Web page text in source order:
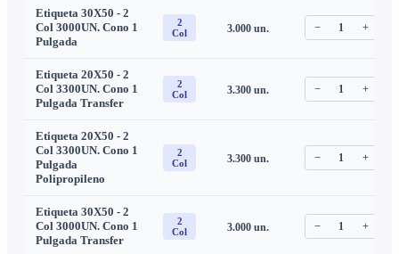
Etiqueta 30X50 - 2
Col 3000UN. Cono 1
Pulgada
2
Col
3.000un. − 1 +
Etiqueta 20X50 - 2
Col 3300UN. Cono 1
Pulgada Transfer
2
Col
3.300un. − 1 +
Etiqueta 20X50 - 2
Col 3300UN. Cono 1
Pulgada
Polipropileno
2
Col
3.300un. − 1 +
Etiqueta 30X50 - 2
Col 3000UN. Cono 1
Pulgada Transfer
2
Col
3.000un. − 1 +